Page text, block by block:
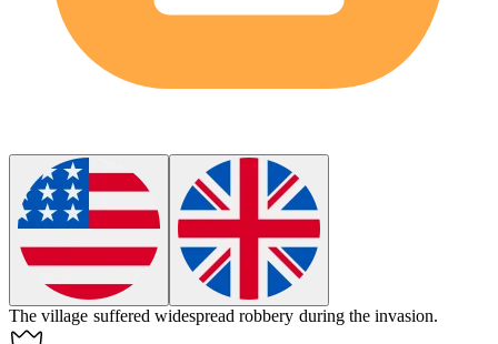
The village suffered widespreadrobbery during the invasion.